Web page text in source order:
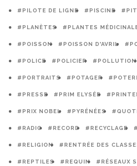
#PILOTE DE LIGNE #PISCINE
#PLANÈTES #PLANTES
#POISSON #POISSON D'AVRIL
#POLICE #POLICIER #POLLUTION
#PORTRAITS #POTAGER
#PRESSE #PRIM ELYSÉE
#PRIX NOBEL #PYRÉNÉES
#RADIO #RECORD #RECYCLAGE
#RELIGION #RENTRÉE DES
#REPTILES #REQUIN #RÉSEAUX